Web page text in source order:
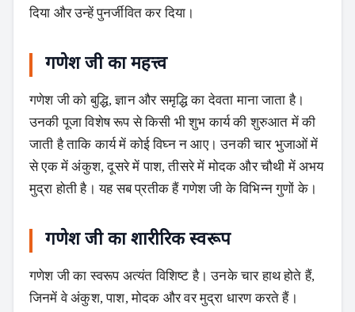
दिया और उन्हें पुनर्जीवित कर दिया।
गणेश जी का महत्त्व
गणेश जी को बुद्धि, ज्ञान और समृद्धि का देवता माना जाता है।
उनकी पूजा विशेष रूप से किसी भी शुभ कार्य की शुरुआत में की
जाती है ताकि कार्य में कोई विघ्न न आए। उनकी चार भुजाओं में
से एक में अंकुश, दूसरे में पाश, तीसरे में मोदक और चौथी में अभय
मुद्रा होती है। यह सब प्रतीक हैं गणेश जी के विभिन्न गुणों के।
गणेश जी का शारीरिक स्वरूप
गणेश जी का स्वरूप अत्यंत विशिष्ट है। उनके चार हाथ होते हैं,
जिनमें वे अंकुश, पाश, मोदक और वर मुद्रा धारण करते हैं।